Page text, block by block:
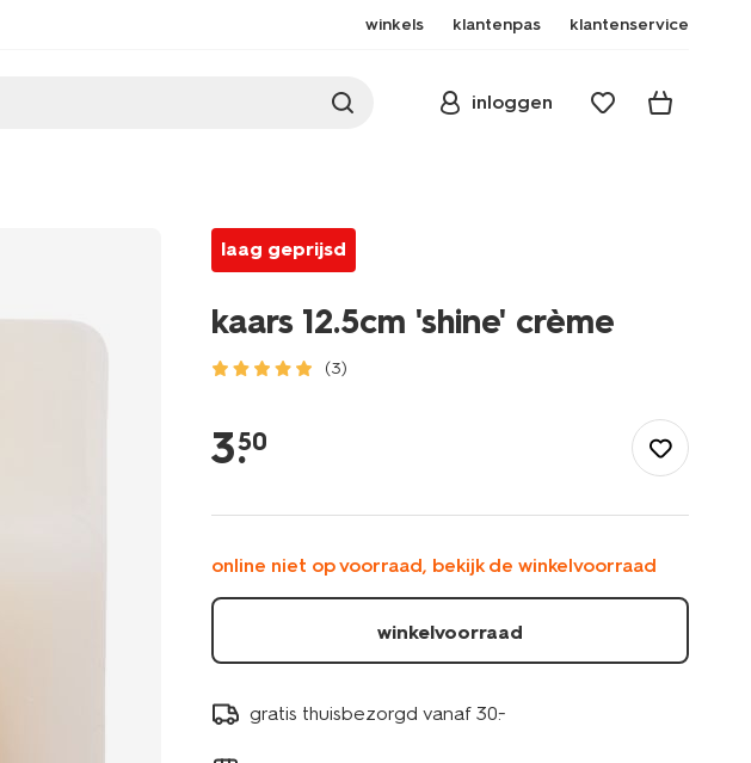
winkels klantenpas klantenservice
inloggen
laag geprijsd
kaars 12.5cm 'shine' crème
(3)
12.5cm-
3.
50
online niet op voorraad, bekijk de winkelvoorraad
winkelvoorraad
gratis thuisbezorgd vanaf 30.-